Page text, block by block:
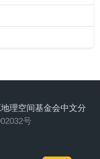
理空间基金会中文分
号